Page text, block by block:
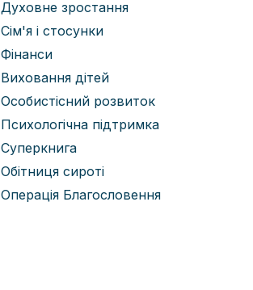
Духовне зростання
Сім'я і стосунки
Фінанси
Виховання дітей
Особистісний розвиток
Психологічна підтримка
Суперкнига
Обітниця сироті
Операція Благословення